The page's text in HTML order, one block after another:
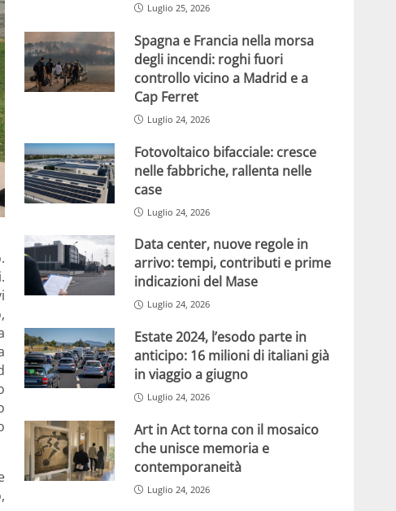
Luglio 25, 2026
Spagna e Francia nella morsa
degli incendi: roghi fuori
controllo vicino a Madrid e a
Cap Ferret
Luglio 24, 2026
Fotovoltaico bifacciale: cresce
nelle fabbriche, rallenta nelle
case
Luglio 24, 2026
Data center, nuove regole in
arrivo: tempi, contributi e prime
indicazioni del Mase
Luglio 24, 2026
Estate 2024, l’esodo parte in
anticipo: 16 milioni di italiani già
in viaggio a giugno
Luglio 24, 2026
Art in Act torna con il mosaico
che unisce memoria e
contemporaneità
Luglio 24, 2026